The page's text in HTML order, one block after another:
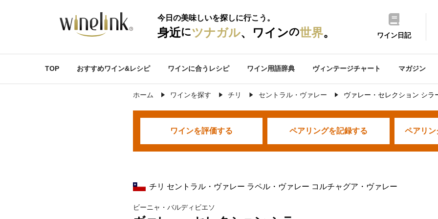
今日の美味しいを探しに行こう。
身近にツナガル、ワインの世界。 ワイン日記
TOP おすすめワイン&レシピ ワインに合うレシピ ワイン用語辞典 ヴィンテージチャート マガジン
ホーム ワインを探す チリ セントラル・ヴァレー ヴァレー・セレクション シラ
ワインを評価する ペアリングを記録する ペアリン
チリ セントラル・ヴァレー ラペル・ヴァレー コルチャグア・ヴァレー
ビーニャ・バルディビエソ